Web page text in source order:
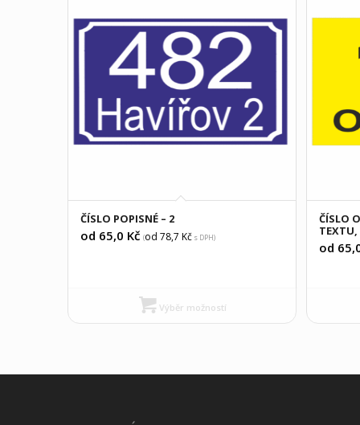
ČÍSLO POPISNÉ – 2
od 65,0 Kč (od 78,7 Kčs DPH)
Výběr možností
ČÍSLO
TEXTU,
od